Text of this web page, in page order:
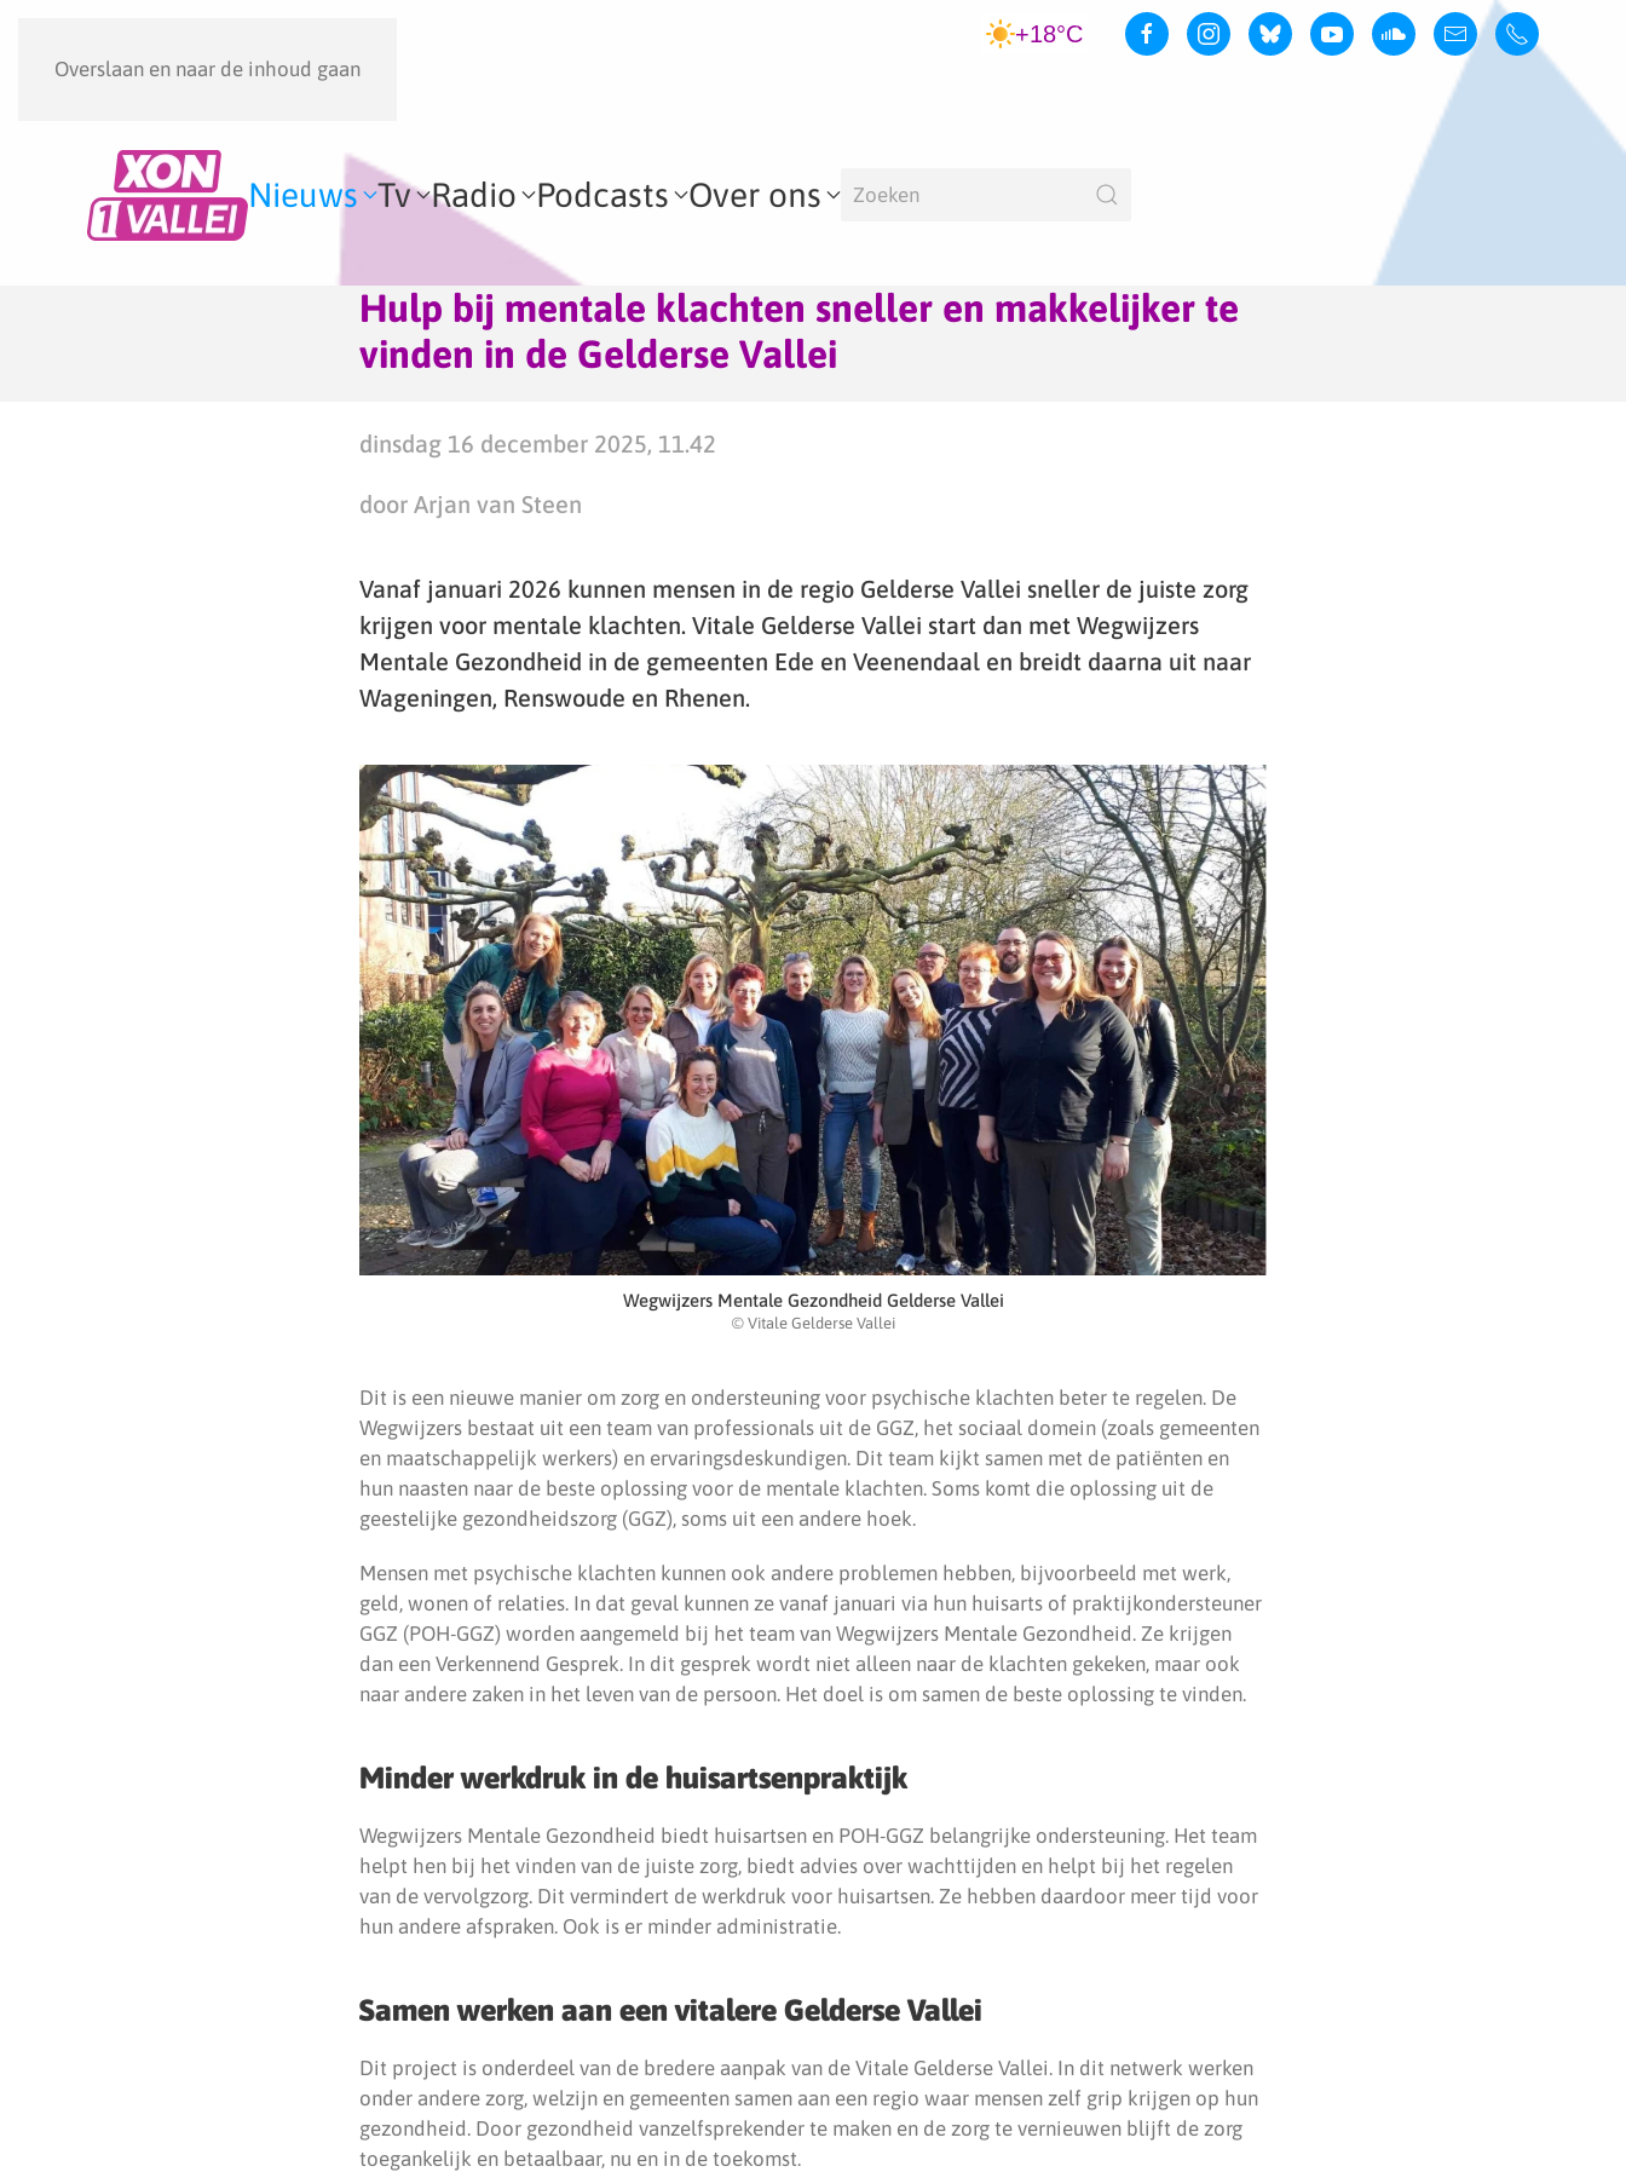
Overslaan en naar de inhoud gaan
+18°C
Nieuws Tv Radio Podcasts Over ons
Hulp bij mentale klachten sneller en makkelijker te
vinden in de Gelderse Vallei
dinsdag 16 december 2025, 11.42
door Arjan van Steen
Vanaf januari 2026 kunnen mensen in de regio Gelderse Vallei sneller de juiste zorg
krijgen voor mentale klachten. Vitale Gelderse Vallei start dan met Wegwijzers
Mentale Gezondheid in de gemeenten Ede en Veenendaal en breidt daarna uit naar
Wageningen, Renswoude en Rhenen.
Wegwijzers Mentale Gezondheid Gelderse Vallei
© Vitale Gelderse Vallei
Dit is een nieuwe manier om zorg en ondersteuning voor psychische klachten beter te regelen. De
Wegwijzers bestaat uit een team van professionals uit de GGZ, het sociaal domein (zoals gemeenten
en maatschappelijk werkers) en ervaringsdeskundigen. Dit team kijkt samen met de patiënten en
hun naasten naar de beste oplossing voor de mentale klachten. Soms komt die oplossing uit de
geestelijke gezondheidszorg (GGZ), soms uit een andere hoek.
Mensen met psychische klachten kunnen ook andere problemen hebben, bijvoorbeeld met werk,
geld, wonen of relaties. In dat geval kunnen ze vanaf januari via hun huisarts of praktijkondersteuner
GGZ (POH-GGZ) worden aangemeld bij het team van Wegwijzers Mentale Gezondheid. Ze krijgen
dan een Verkennend Gesprek. In dit gesprek wordt niet alleen naar de klachten gekeken, maar ook
naar andere zaken in het leven van de persoon. Het doel is om samen de beste oplossing te vinden.
Minder werkdruk in de huisartsenpraktijk
Wegwijzers Mentale Gezondheid biedt huisartsen en POH-GGZ belangrijke ondersteuning. Het team
helpt hen bij het vinden van de juiste zorg, biedt advies over wachttijden en helpt bij het regelen
van de vervolgzorg. Dit vermindert de werkdruk voor huisartsen. Ze hebben daardoor meer tijd voor
hun andere afspraken. Ook is er minder administratie.
Samen werken aan een vitalere Gelderse Vallei
Dit project is onderdeel van de bredere aanpak van de Vitale Gelderse Vallei. In dit netwerk werken
onder andere zorg, welzijn en gemeenten samen aan een regio waar mensen zelf grip krijgen op hun
gezondheid. Door gezondheid vanzelfsprekender te maken en de zorg te vernieuwen blijft de zorg
toegankelijk en betaalbaar, nu en in de toekomst.